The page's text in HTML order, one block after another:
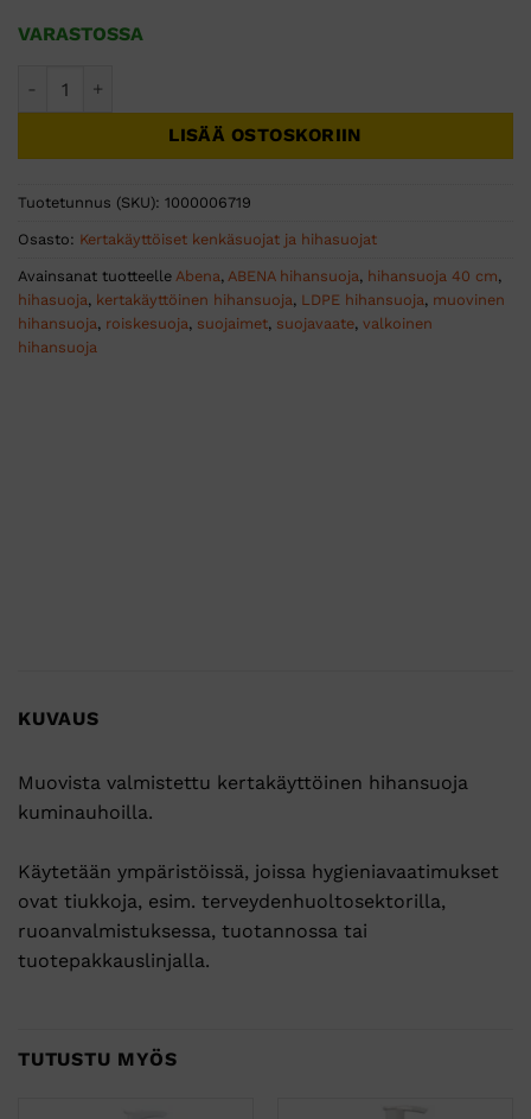
VARASTOSSA
LISÄÄ OSTOSKORIIN
Tuotetunnus (SKU): 1000006719
Osasto: Kertakäyttöiset kenkäsuojat ja hihasuojat
Avainsanat tuotteelle Abena, ABENA hihansuoja, hihansuoja 40 cm,
hihasuoja, kertakäyttöinen hihansuoja, LDPE hihansuoja, muovinen
hihansuoja, roiskesuoja, suojaimet, suojavaate, valkoinen
hihansuoja
KUVAUS
Muovista valmistettu kertakäyttöinen hihansuoja
kuminauhoilla.
Käytetään ympäristöissä, joissa hygieniavaatimukset
ovat tiukkoja, esim. terveydenhuoltosektorilla,
ruoanvalmistuksessa, tuotannossa tai
tuotepakkauslinjalla.
TUTUSTU MYÖS